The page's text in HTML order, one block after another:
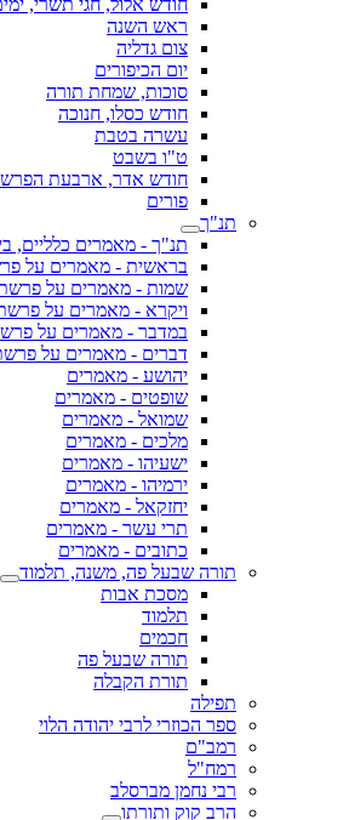
חודש אלול, חגי תשרי,
ראש השנה
צום גדליה
יום הכיפורים
סוכות, שמחת תורה
חודש כסלו, חנוכה
עשרה בטבת
ט"ו בשבט
חודש אדר, ארבעת
פורים
תנ"ך
תנ"ך - מאמרים כלליים,
בראשית - מאמרים על
שמות - מאמרים על
ויקרא - מאמרים על
במדבר - מאמרים על
דברים - מאמרים על
יהושע - מאמרים
שופטים - מאמרים
שמואל - מאמרים
מלכים - מאמרים
ישעיהו - מאמרים
ירמיהו - מאמרים
יחזקאל - מאמרים
תרי עשר - מאמרים
כתובים - מאמרים
תורה שבעל פה, משנה, תלמוד
מסכת אבות
תלמוד
חכמים
תורה שבעל פה
תורת הקבלה
תפילה
ספר הכוזרי לרבי יהודה הלוי
רמב"ם
רמח"ל
רבי נחמן מברסלב
הרב קוק ותורתו